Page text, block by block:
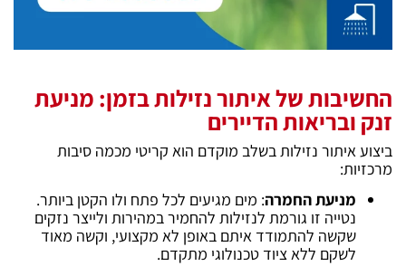
החשיבות של איתור נזילות בזמן: מניעת
זנק ובריאות הדיירים
ביצוע איתור נזילות בשלב מוקדם הוא קריטי מכמה סיבות
מרכזיות:
מניעת החמרה: מים מגיעים לכל פתח ולו הקטן ביותר.
נטייה זו גורמת לנזילות להחמיר במהירות ולייצר נזקים
שקשה להתמודד איתם באופן לא מקצועי, וקשה מאוד
לשקם ללא ציוד טכנולוגי מתקדם.